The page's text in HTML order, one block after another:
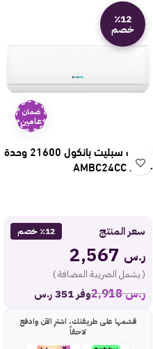
٪12
خصم
ضمان
عامين
مكيف سبليت بانكول 21600 وحدة
– بارد AMBC24CC
سعر المنتج ٪12 خصم
ر.س
( يشمل الضريبة المضافة )
ر.س2,918 وفر 351 ر.س
قسّمها على طريقتك، اشترِ الآن وادفع
لاحقاً